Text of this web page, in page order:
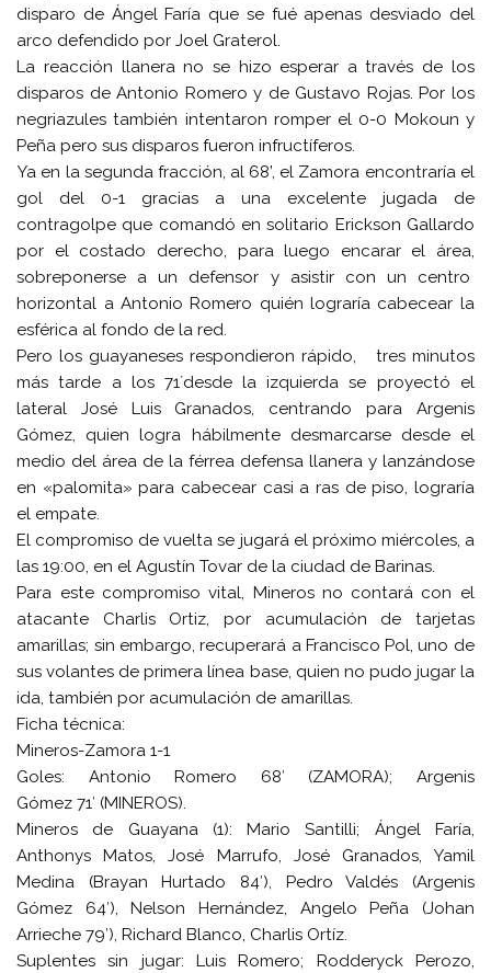
disparo de Ángel Faría que se fué apenas desviado del
arco defendido por Joel Graterol.
La reacción llanera no se hizo esperar a través de los
disparos de Antonio Romero y de Gustavo Rojas. Por los
negriazules también intentaron romper el 0-0 Mokoun y
Peña pero sus disparos fueron infructíferos.
Ya en la segunda fracción, al 68’, el Zamora encontraría el
gol del 0-1 gracias a una excelente jugada de
contragolpe que comandó en solitario Erickson Gallardo
por el costado derecho, para luego encarar el área,
sobreponerse a un defensor y asistir con un centro
horizontal a Antonio Romero quién lograría cabecear la
esférica al fondo de la red.
Pero los guayaneses respondieron rápido, tres minutos
más tarde a los 71´desde la izquierda se proyectó el
lateral José Luis Granados, centrando para Argenis
Gómez, quien logra hábilmente desmarcarse desde el
medio del área de la férrea defensa llanera y lanzándose
en «palomita» para cabecear casi a ras de piso, lograría
el empate.
El compromiso de vuelta se jugará el próximo miércoles, a
las 19:00, en el Agustín Tovar de la ciudad de Barinas.
Para este compromiso vital, Mineros no contará con el
atacante Charlis Ortiz, por acumulación de tarjetas
amarillas; sin embargo, recuperará a Francisco Pol, uno de
sus volantes de primera línea base, quien no pudo jugar la
ida, también por acumulación de amarillas.
Ficha técnica:
Mineros-Zamora 1-1
Goles: Antonio Romero 68′ (ZAMORA); Argenis
Gómez71′ (MINEROS).
Mineros de Guayana (1): Mario Santilli; Ángel Faría,
Anthonys Matos, José Marrufo, José Granados, Yamil
Medina (Brayan Hurtado 84′), Pedro Valdés (Argenis
Gómez 64′), Nelson Hernández, Angelo Peña (Johan
Arrieche 79′), Richard Blanco, Charlis Ortíz.
Suplentes sin jugar: Luis Romero; Rodderyck Perozo,